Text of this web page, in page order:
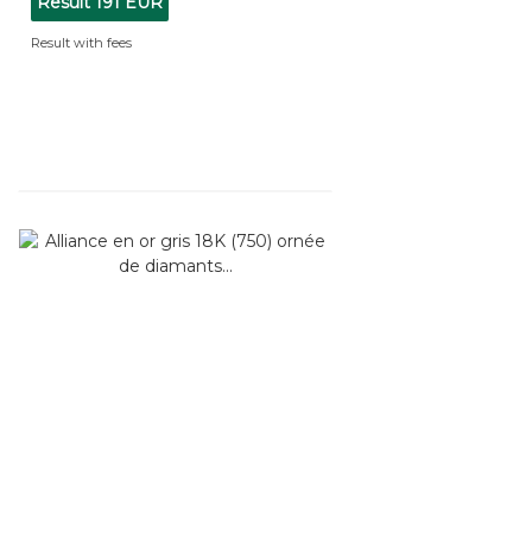
Result with fees